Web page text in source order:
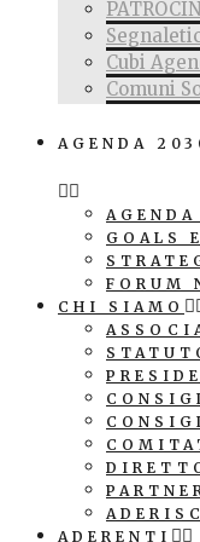
Cubi
Comuni
AGENDA
GOALS
FORUM
CHI SIAMO
ADERENTI